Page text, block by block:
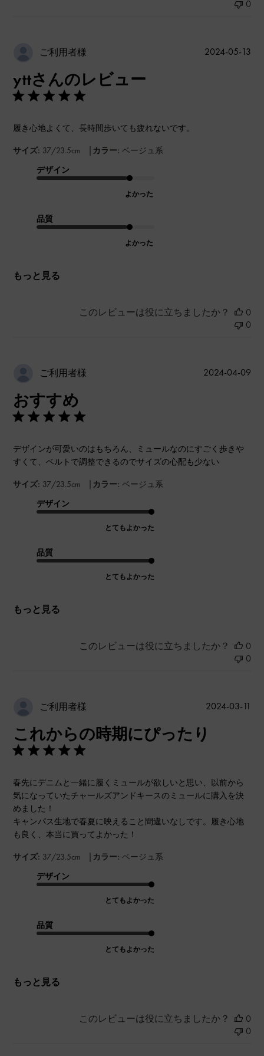
0
ご利用者様
yttさんのレビュー
履き心地よくて、長時間歩いても疲れないです。
サイズ: 37/23.5cm | カラー: ベージュ系
デザイン
よかった
品質
よかった
もっと見る
公
2024-05-13
このレビューは役に立ちましたか？
0
0
ご利用者様
おすすめ
デザインが可愛いのはもちろん、ミュールなのにすごく歩きや
すくて、ベルトで調整できるのでサイズの心配も少ない
サイズ: 37/23.5cm | カラー: ベージュ系
デザイン
とてもよかった
品質
とてもよかった
もっと見る
公
2024-04-09
このレビューは役に立ちましたか？
0
0
ご利用者様
これからの時期にぴったり
春先にデニムと一緒に履くミュールが欲しいと思い、以前から
気になっていたチャールズアンドキースのミュールに購入を決
めました！
キャンパス生地で春夏に映えること間違いなしです。履き心地
も良く、本当に買ってよかった！
サイズ: 37/23.5cm | カラー: ベージュ系
デザイン
とてもよかった
品質
とてもよかった
もっと見る
2024-03-11
このレビューは役に立ちましたか？
0
0